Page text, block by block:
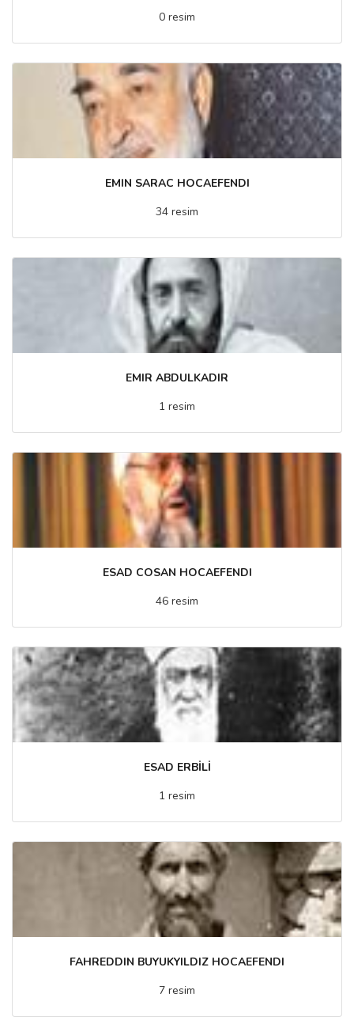
0 resim
EMIN SARAC HOCAEFENDI
34 resim
EMIR ABDULKADIR
1 resim
ESAD COSAN HOCAEFENDI
46 resim
ESAD ERBİLİ
1 resim
FAHREDDIN BUYUKYILDIZ HOCAEFENDI
7 resim